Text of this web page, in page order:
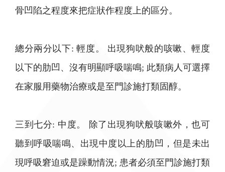
骨凹陷之程度來把症狀作程度上的區分。
總分兩分以下: 輕度。 出現狗吠般的咳嗽、輕度
以下的肋凹、沒有明顯呼吸喘鳴; 此類病人可選擇
在家服用藥物治療或是至門診施打類固醇。
三到七分: 中度。 除了出現狗吠般咳嗽外，也可
聽到呼吸喘鳴、出現中度以上的肋凹，但是未出
現呼吸窘迫或是躁動情況; 患者必須至門診施打類